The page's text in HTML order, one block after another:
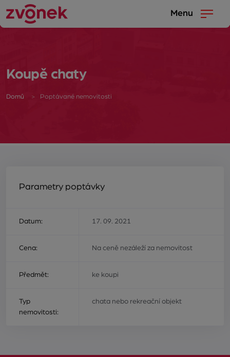
Menu
Koupě chaty
Domů Poptávané nemovitosti
Parametry poptávky
Datum: 17. 09. 2021
Cena: Na ceně nezáleží za nemovitost
Předmět: ke koupi
Typ
nemovitosti:
chata nebo rekreační objekt